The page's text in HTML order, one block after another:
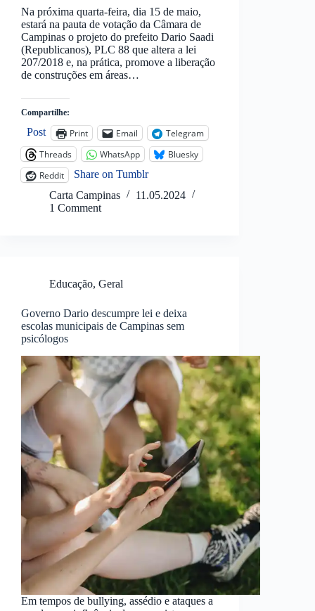
Na próxima quarta-feira, dia 15 de maio,
estará na pauta de votação da Câmara de
Campinas o projeto do prefeito Dario Saadi
(Republicanos), PLC 88 que altera a lei
207/2018 e, na prática, promove a liberação
de construções em áreas…
Compartilhe:
Post Print Email
Telegram
Threads
WhatsApp
Bluesky
Reddit
Share on Tumblr
Carta Campinas
11.05.2024
1 Comment
Educação, Geral
Governo Dario descumpre lei e deixa
escolas municipais de Campinas sem
psicólogos
Em tempos de bullying, assédio e ataques a